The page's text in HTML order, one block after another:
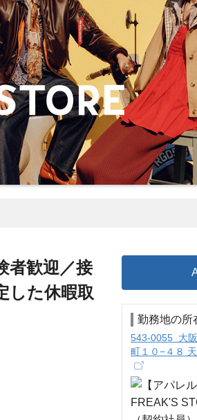
者歓迎／接
した休暇取
勤務地の所
543-0055 大
町１０−４８